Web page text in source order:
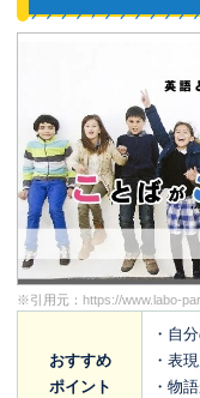
※引用元： https://www.labo-
おすすめ
ポイント
・自
・表
・物